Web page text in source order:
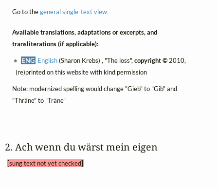
Go to thegeneral single-text view
Available translations, adaptations or excerpts, and
transliterations (if applicable):
ENG English(Sharon Krebs) , "The loss",copyright © 2010,
(re)printed on this website with kind permission
Note: modernized spelling would change "Gieb" to "Gib" and
"Thräne" to "Träne"
2. Ach wenn du wärst mein eigen
[sung text not yet checked]